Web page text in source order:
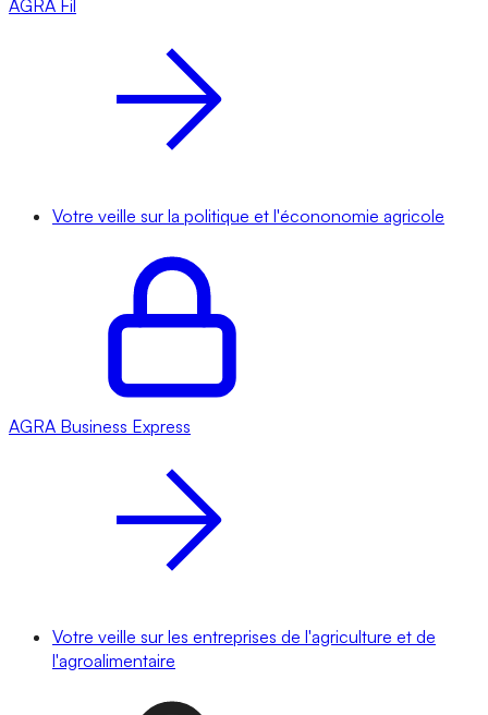
AGRA Fil
Votre veille sur la politique et l'écononomie agricole
AGRA Business Express
Votre veille sur les entreprises de l'agriculture et de
l'agroalimentaire